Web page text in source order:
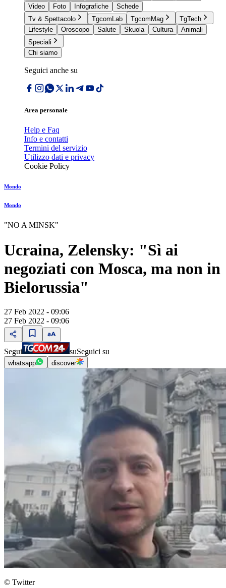
Video
Foto Infografiche
Schede
Tv & Spettacolo
TgcomLab TgcomMag
TgTech
Lifestyle
Oroscopo Salute Skuola Cultura
Animali
Speciali
Chi siamo
Seguici anche su
Area personale
Help e Faq
Info e contatti
Termini del servizio
Utilizzo dati e privacy
Cookie Policy
Mondo
Mondo
"NO A MINSK"
Ucraina, Zelensky: "Sì ai
negoziati con Mosca, ma non in
Bielorussia"
27 Feb 2022 - 09:06
27 Feb 2022 - 09:06
Segui suSeguici su
whatsapp discover
© Twitter